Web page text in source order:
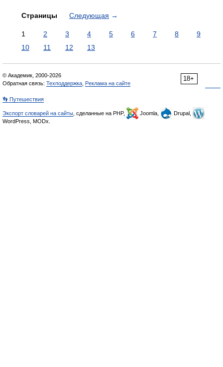
Страницы Следующая →
1 2 3 4 5 6 7 8
9
10
11 12 13
18+
© Академик, 2000-2026
Обратная связь: Техподдержка Реклама на сайте
👣 Путешествия
Экспорт словарей на сайты , сделанные на PHP, Joomla,
Drupal,
WordPress, MODx.